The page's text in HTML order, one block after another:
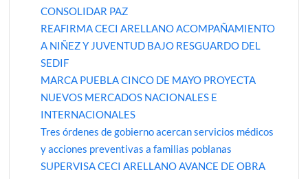
CONSOLIDAR PAZ
REAFIRMA CECI ARELLANO ACOMPAÑAMIENTO
A NIÑEZ Y JUVENTUD BAJO RESGUARDO DEL
SEDIF
MARCA PUEBLA CINCO DE MAYO PROYECTA
NUEVOS MERCADOS NACIONALES E
INTERNACIONALES
Tres órdenes de gobierno acercan servicios médicos
y acciones preventivas a familias poblanas
SUPERVISA CECI ARELLANO AVANCE DE OBRA